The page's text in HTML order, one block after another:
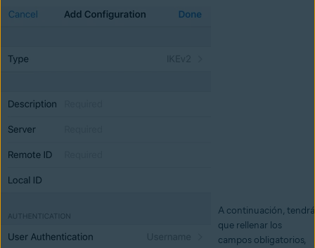
A continuación, tendrá
que rellenar los
campos obligatorios,